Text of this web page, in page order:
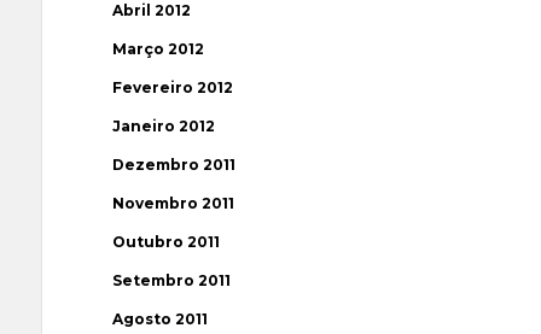
Abril 2012
Março 2012
Fevereiro 2012
Janeiro 2012
Dezembro 2011
Novembro 2011
Outubro 2011
Setembro 2011
Agosto 2011